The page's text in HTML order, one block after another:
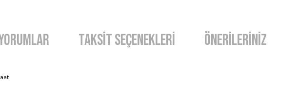
Taksit Seçenekleri Önerileriniz